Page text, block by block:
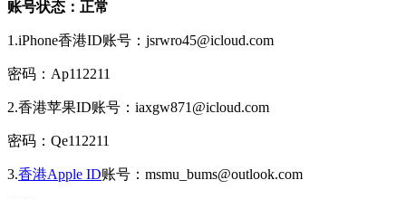
账号状态：正常
1.iPhone香港ID账号：jsrwro45@icloud.com
密码：Ap112211
2.香港苹果ID账号：iaxgw871@icloud.com
密码：Qe112211
3.香港Apple ID账号：msmu_bums@outlook.com